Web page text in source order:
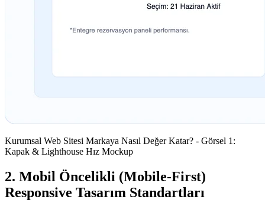
Kurumsal Web Sitesi Markaya Nasıl Değer Katar? - Görsel 1:
Kapak & Lighthouse Hız Mockup
2. Mobil Öncelikli (Mobile-First)
Responsive Tasarım Standartları